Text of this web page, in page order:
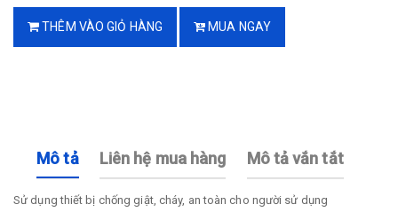
THÊM VÀO GIỎ HÀNG MUA NGAY
Mô tả Liên hệ mua hàng Mô tả vắn tắt
Sử dụng thiết bị chống giật, cháy, an toàn cho người sử dụng